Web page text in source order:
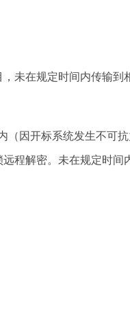
未在规定时间内传输到
（因开标系统发生不可
远程解密。未在规定时间